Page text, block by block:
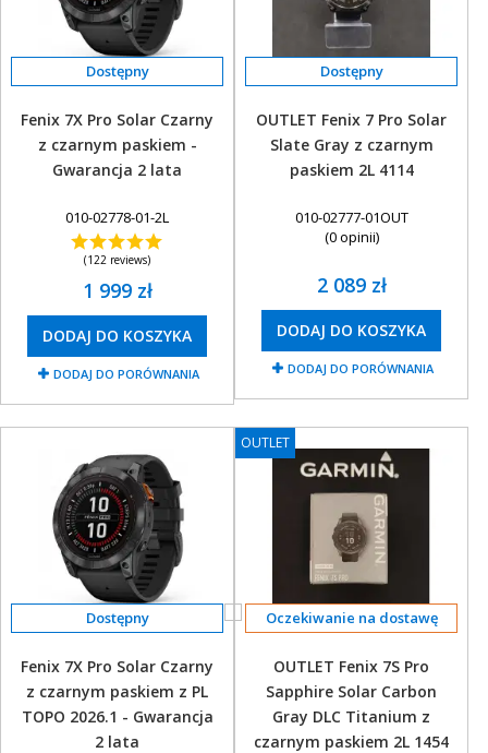
Fenix 7X Pro Solar Czarny
z czarnym paskiem -
Gwarancja 2 lata
010-02778-01-2L
(122 reviews)
1 999 zł
DODAJ DO KOSZYKA
DODAJ DO PORÓWNANIA
OUTLET Fenix 7 Pro Solar
Slate Gray z czarnym
paskiem 2L 4114
010-02777-01OUT
(0 opinii)
2 089 zł
DODAJ DO KOSZYKA
DODAJ DO PORÓWNANIA
Fenix 7X Pro Solar Czarny
z czarnym paskiem z PL
TOPO 2026.1 - Gwarancja
2 lata
OUTLET
Oczekiwanie na dostawę
OUTLET Fenix 7S Pro
Sapphire Solar Carbon
Gray DLC Titanium z
czarnym paskiem 2L 1454